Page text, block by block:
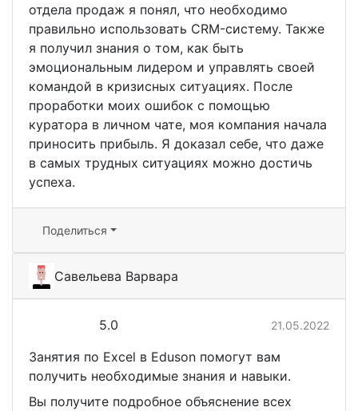
отдела продаж я понял, что необходимо
правильно использовать CRM-систему. Также
я получил знания о том, как быть
эмоциональным лидером и управлять своей
командой в кризисных ситуациях. После
проработки моих ошибок с помощью
куратора в личном чате, моя компания начала
приносить прибыль. Я доказал себе, что даже
в самых трудных ситуациях можно достичь
успеха.
Поделиться
Савельева Варвара
5.0 21.05.2022
Занятия по Excel в Eduson помогут вам
получить необходимые знания и навыки.
Вы получите подробное объяснение всех